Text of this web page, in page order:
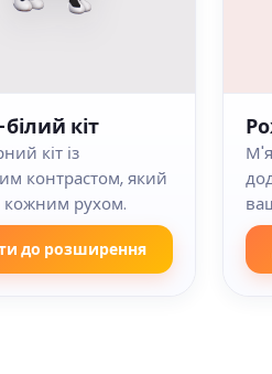
кіт
кіт із
контрастом, який
кожним рухом.
до розширення